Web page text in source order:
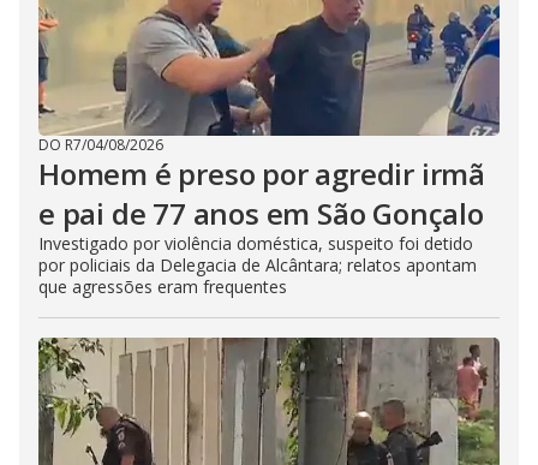
DO R7/04/08/2026
Homem é preso por agredir irmã
e pai de 77 anos em São Gonçalo
Investigado por violência doméstica, suspeito foi detido
por policiais da Delegacia de Alcântara; relatos apontam
que agressões eram frequentes